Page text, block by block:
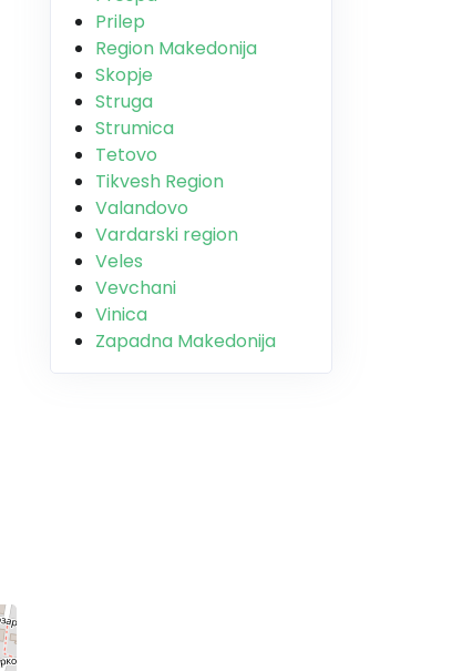
Prilep
Region Makedonija
Skopje
Struga
Strumica
Tetovo
Tikvesh Region
Valandovo
Vardarski region
Veles
Vevchani
Vinica
Zapadna Makedonija